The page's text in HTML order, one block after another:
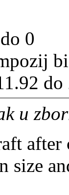
0
do
u
after
size